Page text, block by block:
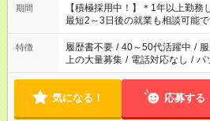
はプライベートの時間にしたい
いね。 ※Wワーク希望の方へ 今ご覧のお仕事で希望する勤務時
間と、もう1つのお仕事の勤務時
場合は応募できません。
期間
【積極採用中！】＊1年以上勤
最短2～3日後の就業も相談可能で
特徴 履歴書不要 / 40～50代活躍中 /
上の大量募集 / 電話対応なし / パ
気になる！ 応募する